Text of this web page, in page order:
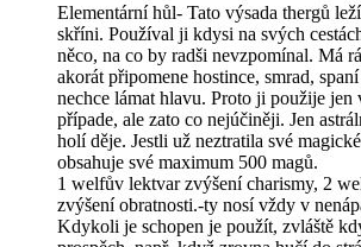
Elementární hůl- Tato výsada thergů
skříni. Používal ji kdysi na svých
něco, na co by radši nevzpomínal. Má
akorát připomene hostince, smrad,
nechce lámat hlavu. Proto ji použije jen
případe, ale zato co nejúčiněji. Jen
holí děje. Jestli už neztratila své
obsahuje své maximum 500 magů.
1 welfův lektvar zvýšení charismy, 2
zvýšení obratnosti.-ty nosí vždy v
Kdykoli je schopen je použít, zvláště